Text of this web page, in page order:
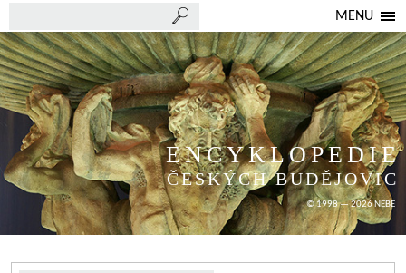
MENU
ENCYKLOPEDIE
ČESKÝCH BUDĚJOVIC
© 1998 — 2026 NEBE